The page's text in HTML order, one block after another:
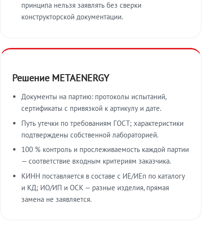
принципа нельзя заявлять без сверки
конструкторской документации.
Решение METAENERGY
Документы на партию: протоколы испытаний,
сертификаты с привязкой к артикулу и дате.
Путь утечки по требованиям ГОСТ; характеристики
подтверждены собственной лабораторией.
100 % контроль и прослеживаемость каждой партии
— соответствие входным критериям заказчика.
КИНН поставляется в составе с ИЕ/ИЕп по каталогу
и КД; ИО/ИП и ОСК — разные изделия, прямая
замена не заявляется.